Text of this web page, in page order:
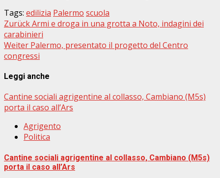
Tags: edilizia Palermo scuola
Beitragsnavigation
ZurückArmi e droga in una grotta a Noto, indagini dei
carabinieri
Weiter Palermo, presentato il progetto del Centro
congressi
Leggi anche
Cantine sociali agrigentine al collasso, Cambiano (M5s)
porta il caso all’Ars
Agrigento
Politica
Cantine sociali agrigentine al collasso, Cambiano (M5s)
porta il caso all’Ars